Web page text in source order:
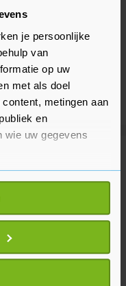
je persoonlijke
van
op uw
met als doel
metingen aan
en
wie uw gegevens
geografische
kan zijn
het actief te
(fingerprinting)
gegevens worden